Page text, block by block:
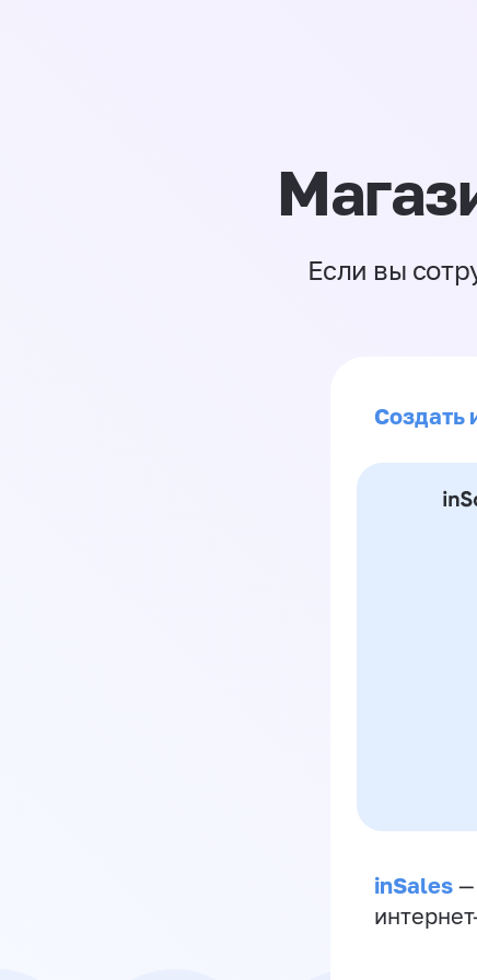
Если вы
Создать
inSales —